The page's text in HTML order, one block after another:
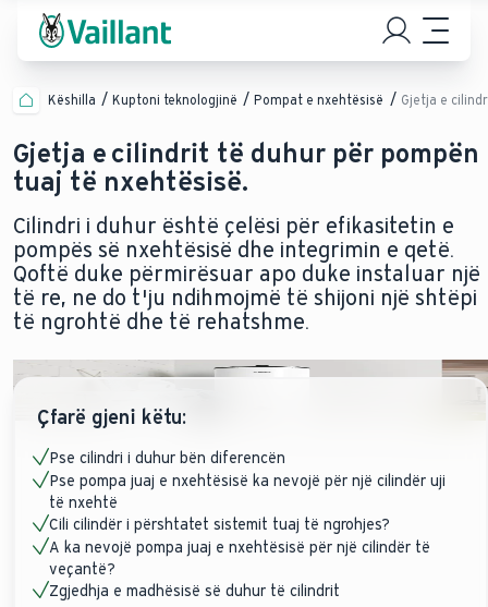
Këshilla Kuptoni teknologjinë Pompat e nxehtësisë Gjetja e
Gjetja e cilindrit të duhur për pompën
tuaj të nxehtësisë.
Cilindri i duhur është çelësi për efikasitetin e
pompës së nxehtësisë dhe integrimin e qetë.
Qoftë duke përmirësuar apo duke instaluar një
të re, ne do t'ju ndihmojmë të shijoni një shtëpi
të ngrohtë dhe të rehatshme.
Çfarë gjeni këtu:
Pse cilindri i duhur bën diferencën
Pse pompa juaj e nxehtësisë ka nevojë për një cilindër uji
të nxehtë
Cili cilindër i përshtatet sistemit tuaj të ngrohjes?
A ka nevojë pompa juaj e nxehtësisë për një cilindër të
veçantë?
Zgjedhja e madhësisë së duhur të cilindrit